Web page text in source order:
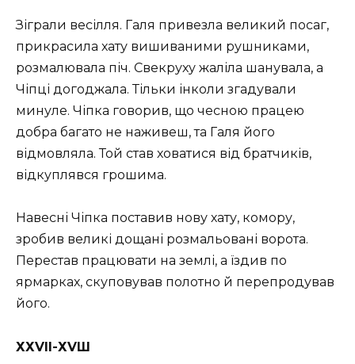
Зіграли весілля. Галя привезла великий посаг,
прикрасила хату вишиваними рушниками,
розмалювала піч. Свекруху жаліла шанувала, а
Чіпці догоджала. Тільки інколи згадували
минуле. Чіпка говорив, що чесною працею
добра багато не наживеш, та Галя його
відмовляла. Той став ховатися від братчиків,
відкуплявся грошима.
Навесні Чіпка поставив нову хату, комору,
зробив великі дощані розмальовані ворота.
Перестав працювати на землі, а їздив по
ярмарках, скуповував полотно й перепродував
його.
ХХVІІ-ХVШ